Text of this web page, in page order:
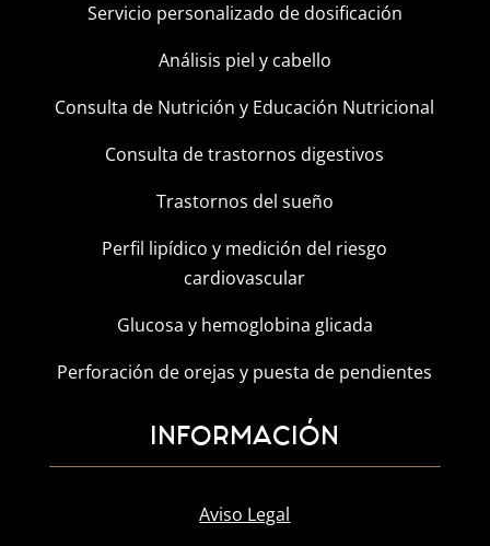
Servicio personalizado de dosificación
Análisis piel y cabello
Consulta de Nutrición y Educación Nutricional
Consulta de trastornos digestivos
Trastornos del sueño
Perfil lipídico y medición del riesgo
cardiovascular
Glucosa y hemoglobina glicada
Perforación de orejas y puesta de pendientes
INFORMACIÓN
Aviso Legal